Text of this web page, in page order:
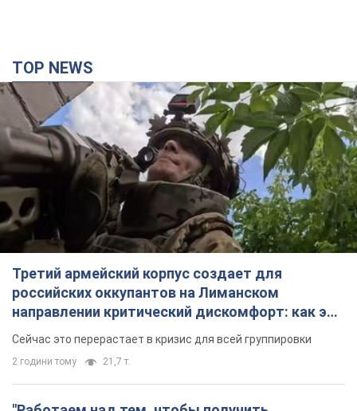
TOP NEWS
Третий армейский корпус создает для
российских оккупантов на Лиманском
направлении критический дискомфорт: как это
удалось
Сейчас это перерастает в кризис для всей группировки
2 години тому 21,7 т.